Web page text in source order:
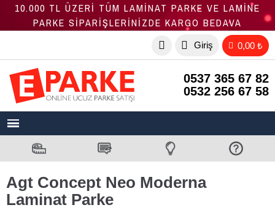
10.000 TL ÜZERİ TÜM LAMİNAT PARKE VE LAMİNE
PARKE SİPARİŞLERİNİZDE KARGO BEDAVA
Giriş 0,00 ₺
0537 365 67 82
0532 256 67 58
Agt Concept Neo Moderna
Laminat Parke